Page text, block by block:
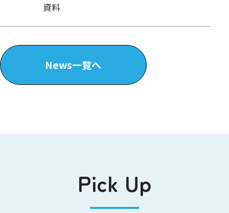
資料
News一覧へ
Pick Up